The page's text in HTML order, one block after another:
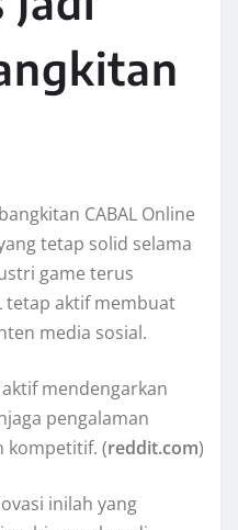
CABAL Online
tetap solid selama
game terus
tetap aktif membuat
media sosial.
mendengarkan
pengalaman
kompetitif. (reddit.com)
inilah yang